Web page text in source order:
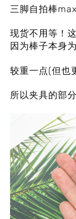
三脚自拍棒
现货不用等！
因为棒子本身
较重一点(但也
所以夹具的部